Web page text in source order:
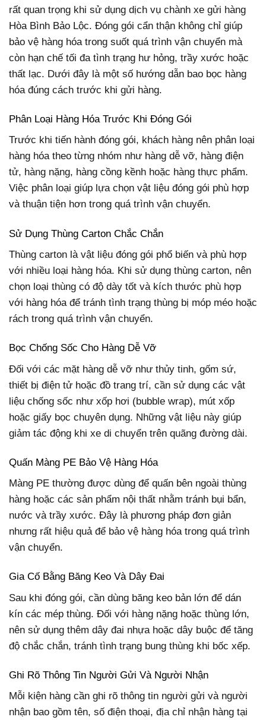
rất quan trọng khi sử dụng dịch vụ chành xe gửi hàng
Hòa Bình Bảo Lộc. Đóng gói cẩn thận không chỉ giúp
bảo vệ hàng hóa trong suốt quá trình vận chuyển mà
còn hạn chế tối đa tình trạng hư hỏng, trầy xước hoặc
thất lạc. Dưới đây là một số hướng dẫn bao bọc hàng
hóa đúng cách trước khi gửi hàng.
Phân Loại Hàng Hóa Trước Khi Đóng Gói
Trước khi tiến hành đóng gói, khách hàng nên phân loại
hàng hóa theo từng nhóm như hàng dễ vỡ, hàng điện
tử, hàng nặng, hàng cồng kềnh hoặc hàng thực phẩm.
Việc phân loại giúp lựa chọn vật liệu đóng gói phù hợp
và thuận tiện hơn trong quá trình vận chuyển.
Sử Dụng Thùng Carton Chắc Chắn
Thùng carton là vật liệu đóng gói phổ biến và phù hợp
với nhiều loại hàng hóa. Khi sử dụng thùng carton, nên
chọn loại thùng có độ dày tốt và kích thước phù hợp
với hàng hóa để tránh tình trạng thùng bị móp méo hoặc
rách trong quá trình vận chuyển.
Bọc Chống Sốc Cho Hàng Dễ Vỡ
Đối với các mặt hàng dễ vỡ như thủy tinh, gốm sứ,
thiết bị điện tử hoặc đồ trang trí, cần sử dụng các vật
liệu chống sốc như xốp hơi (bubble wrap), mút xốp
hoặc giấy bọc chuyên dụng. Những vật liệu này giúp
giảm tác động khi xe di chuyển trên quãng đường dài.
Quấn Màng PE Bảo Vệ Hàng Hóa
Màng PE thường được dùng để quấn bên ngoài thùng
hàng hoặc các sản phẩm nội thất nhằm tránh bụi bẩn,
nước và trầy xước. Đây là phương pháp đơn giản
nhưng rất hiệu quả để bảo vệ hàng hóa trong quá trình
vận chuyển.
Gia Cố Bằng Băng Keo Và Dây Đai
Sau khi đóng gói, cần dùng băng keo bản lớn để dán
kín các mép thùng. Đối với hàng nặng hoặc thùng lớn,
nên sử dụng thêm dây đai nhựa hoặc dây buộc để tăng
độ chắc chắn, tránh tình trạng bung thùng khi bốc xếp.
Ghi Rõ Thông Tin Người Gửi Và Người Nhận
Mỗi kiện hàng cần ghi rõ thông tin người gửi và người
nhận bao gồm tên, số điện thoại, địa chỉ nhận hàng tại